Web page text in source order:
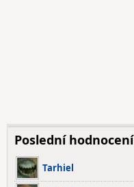
Poslední hodnocení
Tarhiel